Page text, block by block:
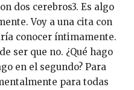
dos cerebros3. Es algo
Voy a una cita con
conocer íntimamente.
ser que no. ¿Qué hago
en el segundo? Para
para todas